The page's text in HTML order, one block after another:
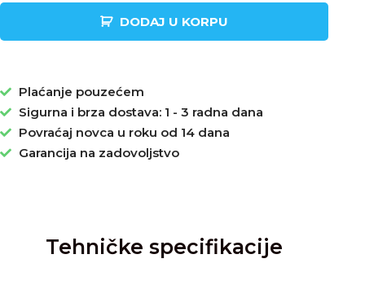
DODAJ U KORPU
Plaćanje pouzećem
Sigurna i brza dostava: 1 - 3 radna dana
Povraćaj novca u roku od 14 dana
Garancija na zadovoljstvo
Tehničke specifikacije